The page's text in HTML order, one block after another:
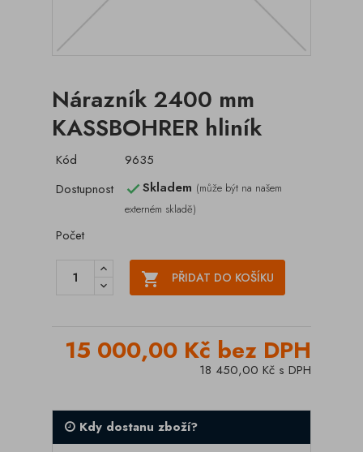
Nárazník 2400 mm
KASSBOHRER hliník
Kód
9635
Dostupnost
Skladem (může být na našem
externém skladě)
Počet
 PŘIDAT DO KOŠÍKU
15 000,00 Kč bez DPH
18 450,00 Kč s DPH
Kdy dostanu zboží?